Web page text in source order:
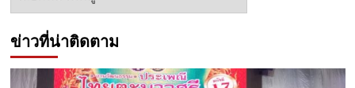
ข่าวที่น่าติดตาม